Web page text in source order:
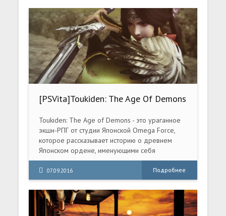
[PSVita]Toukiden: The Age Of Demons
[EUR/ENG]
Toukiden: The Age of Demons - это ураганное
экшн-РПГ от студии Японской Omega Force,
которое рассказывает историю о древнем
Японском ордене, именующими себя
Мононофу. Этот орден на протяжении долгих
почти 1000 лет защищают землю от нашествия
всевозможных демонических существ,
уберегают землян от истребления и
порабощения страшными чудовищами и
другого мира.
07.09.2016 Подробнее